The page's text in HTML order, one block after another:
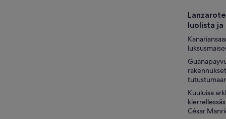
luolista
Kuuluisa
César